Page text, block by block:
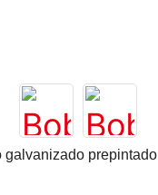
galvanizado prepintado